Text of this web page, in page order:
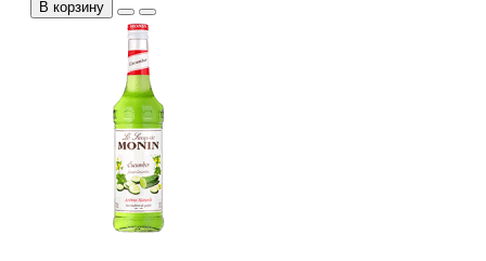
В корзину